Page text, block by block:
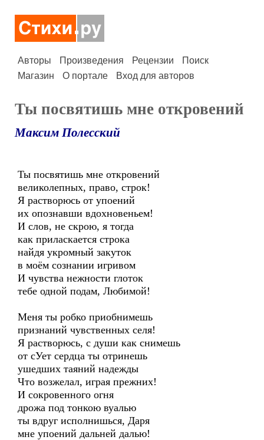
Авторы Произведения Рецензии
Поиск
Магазин
О портале Вход для авторов
Ты посвятишь мне откровений
Максим Полесский
Ты посвятишь мне откровений
великолепных, право, строк!
Я растворюсь от упоений
их опознавши вдохновеньем!
И слов, не скрою, я тогда
как приласкается строка
найдя укромный закуток
в моём сознании игривом
И чувства нежности глоток
тебе одной подам, Любимой!
Меня ты робко приобнимешь
признаний чувственных селя!
Я растворюсь, с души как снимешь
от сУет сердца ты отринешь
ушедших таяний надежды
Что возжелал, играя прежних!
И сокровенного огня
дрожа под тонкою вуалью
ты вдруг исполнишься, Даря
мне упоений дальней далью!